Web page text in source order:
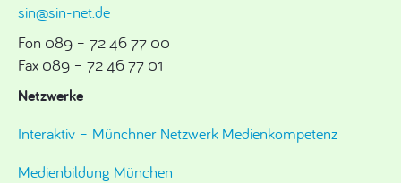
sin@sin-net.de
Fon 089 – 72 46 77 00
Fax 089 – 72 46 77 01
Netzwerke
Interaktiv – Münchner Netzwerk Medienkompetenz
Medienbildung München